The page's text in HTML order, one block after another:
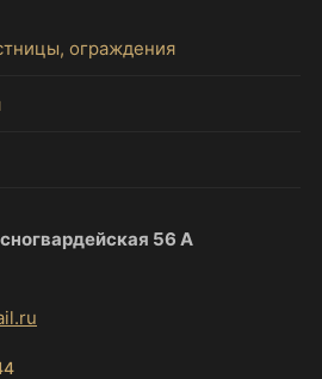
ограждения
56 А